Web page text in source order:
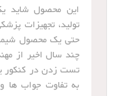
این محصول شاید
تولید، تجهیزات
حتی یک محصول
چند سال اخیر از
تست زدن در کنکور
به تفاوت جواب